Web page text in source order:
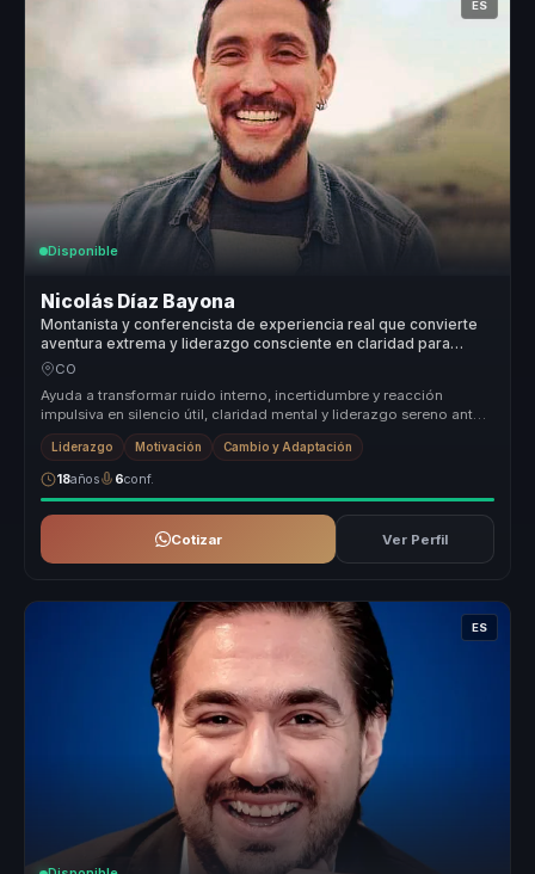
ES
Disponible
Nicolás Díaz Bayona
Montanista y conferencista de experiencia real que convierte
aventura extrema y liderazgo consciente en claridad para
equipos.
CO
Ayuda a transformar ruido interno, incertidumbre y reacción
impulsiva en silencio útil, claridad mental y liderazgo sereno ante
escenario...
Liderazgo Motivación Cambio y Adaptación
18años 6conf.
Cotizar Ver Perfil
ES